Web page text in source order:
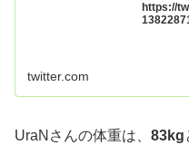
https://
twitter.com
UraNさんの体重は、 83kg